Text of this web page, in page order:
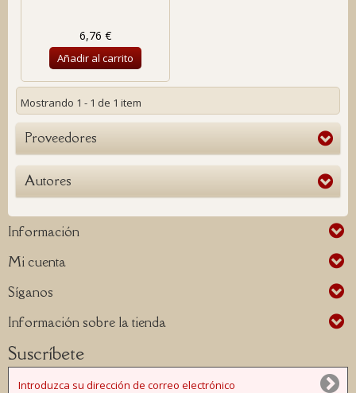
6,76 €
Añadir al carrito
Mostrando 1 - 1 de 1 item
Proveedores
Autores
Información
Mi cuenta
Síganos
Información sobre la tienda
Suscríbete